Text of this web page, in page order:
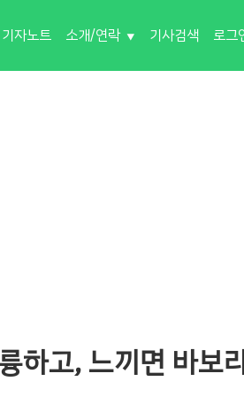
기자노트 소개/연락 기사검색 로그
하고, 느끼면 바보